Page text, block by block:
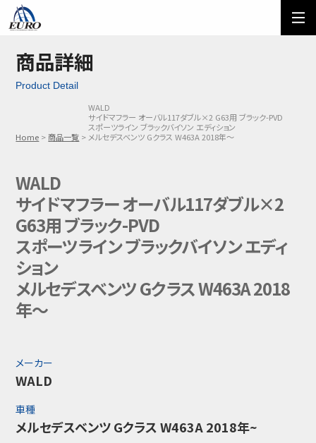
ご利用方法
メール問い合わせ
商品詳細
Product Detail
Home 商品一覧
WALD
サイドマフラー オーバル117ダブル×2 G63用 ブラック-PVD
スポーツライン ブラックバイソン エディション
メルセデスベンツ Gクラス W463A 2018年～
WALD
サイドマフラー オーバル117ダブル×2
G63用 ブラック-PVD
スポーツライン ブラックバイソン エディ
ション
メルセデスベンツ Gクラス W463A 2018
年～
メーカー
WALD
車種
メルセデスベンツ Gクラス W463A 2018年~